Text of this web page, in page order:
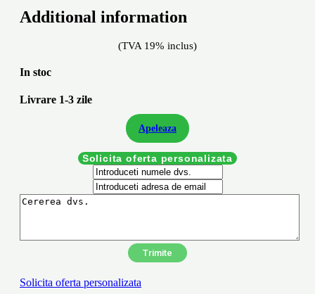
Additional information
(TVA 19% inclus)
In stoc
Livrare 1-3 zile
Apeleaza
Solicita oferta personalizata
Solicita oferta personalizata